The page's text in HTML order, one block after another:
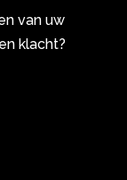
van uw
klacht?